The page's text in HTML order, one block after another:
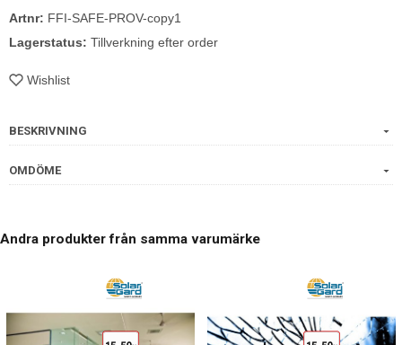
Artnr: FFI-SAFE-PROV-copy1
Lagerstatus: Tillverkning efter order
Wishlist
BESKRIVNING
OMDÖME
Andra produkter från samma varumärke